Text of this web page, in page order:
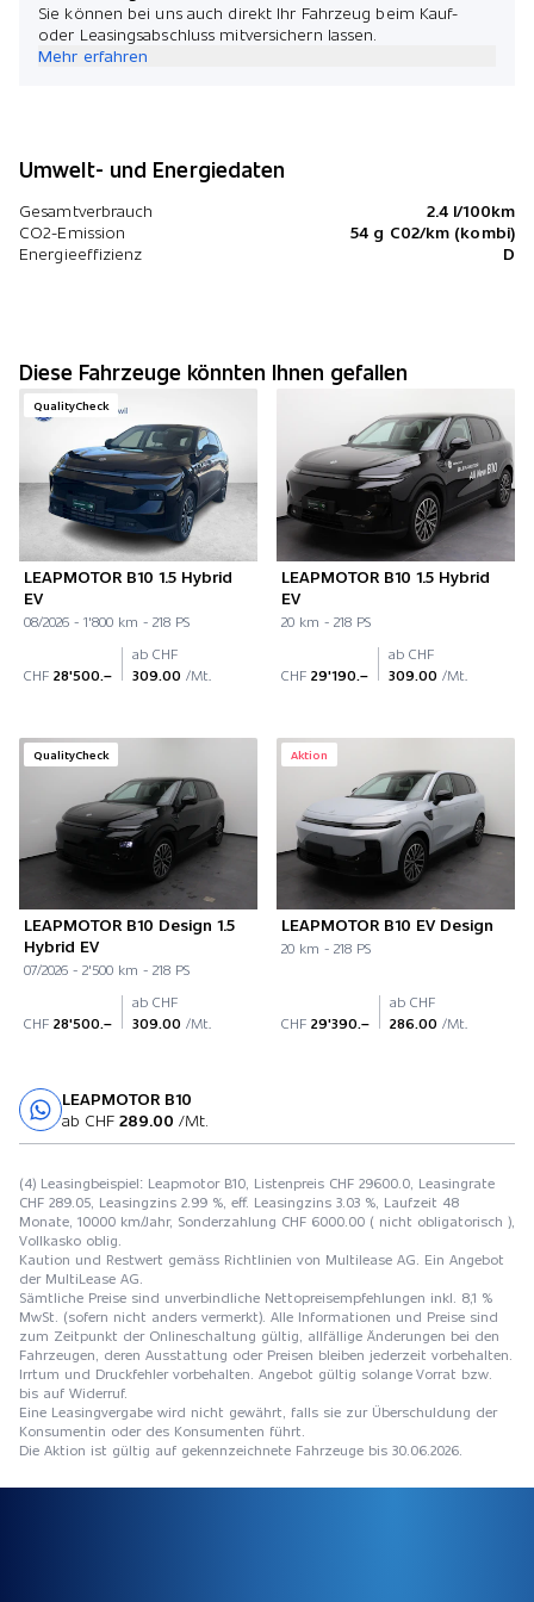
Sie können bei uns auch direkt Ihr Fahrzeug beim Kauf-
oder Leasingsabschluss mitversichern lassen.
Mehr erfahren
Umwelt- und Energiedaten
Gesamtverbrauch
2.4 l/100km
CO2-Emission
54 g C02/km (kombi)
Energieeffizienz
D
Diese Fahrzeuge könnten Ihnen gefallen
QualityCheck
LEAPMOTOR B10 1.5 Hybrid
EV
08/2026 - 1'800 km - 218 PS
CHF 28'500.–
ab CHF
309.00 /Mt.
LEAPMOTOR B10 1.5 Hybrid
EV
20 km - 218 PS
CHF 29'190.–
ab CHF
309.00 /Mt.
QualityCheck
LEAPMOTOR B10 Design 1.5
Hybrid EV
07/2026 - 2'500 km - 218 PS
CHF 28'500.–
ab CHF
309.00 /Mt.
Aktion
LEAPMOTOR B10 EV Design
20 km - 218 PS
CHF 29'390.–
ab CHF
286.00 /Mt.
LEAPMOTOR B10
ab CHF 289.00 /Mt.
(4) Leasingbeispiel: Leapmotor B10, Listenpreis CHF 29600.0, Leasingrate
CHF 289.05, Leasingzins 2.99 %, eff. Leasingzins 3.03 %, Laufzeit 48
Monate, 10000 km/Jahr, Sonderzahlung CHF 6000.00 ( nicht obligatorisch ),
Vollkasko oblig.
Kaution und Restwert gemäss Richtlinien von Multilease AG. Ein Angebot
der MultiLease AG.
Sämtliche Preise sind unverbindliche Nettopreisempfehlungen inkl. 8,1 %
MwSt. (sofern nicht anders vermerkt). Alle Informationen und Preise sind
zum Zeitpunkt der Onlineschaltung gültig, allfällige Änderungen bei den
Fahrzeugen, deren Ausstattung oder Preisen bleiben jederzeit vorbehalten.
Irrtum und Druckfehler vorbehalten. Angebot gültig solange Vorrat bzw.
bis auf Widerruf.
Eine Leasingvergabe wird nicht gewährt, falls sie zur Überschuldung der
Konsumentin oder des Konsumenten führt.
Die Aktion ist gültig auf gekennzeichnete Fahrzeuge bis 30.06.2026.